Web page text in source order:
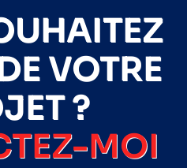
VOTRE
?
MOI